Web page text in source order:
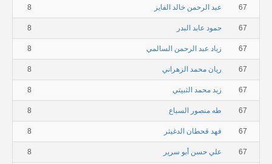
67 عبد الرحمن خالد الفايز 8
67 حمود عابد البدر 8
67 زياد عبد الرحمن السالمي 8
67 ريان محمد الزهراني 8
67 زيد محمد الثبيتي 8
67 طه منصور السباع 8
67 فهد قحطان الدغيثر 8
67 علي حسن أبو سرير 8